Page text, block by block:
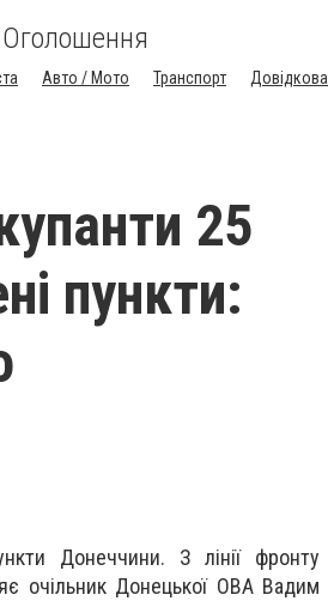
Оголошення
Авто / Мото Транспорт Довідкова
25
пункти:
Донеччини. З лінії фронту
очільник Донецької ОВА Вадим